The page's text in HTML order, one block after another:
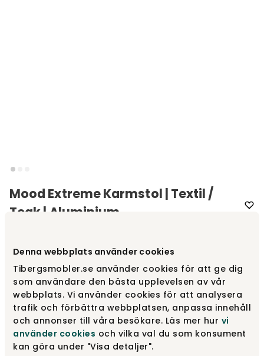
Denna webbplats använder cookies
Tibergsmobler.se använder cookies för att ge dig
som användare den bästa upplevelsen av vår
webbplats. Vi använder cookies för att analysera
trafik och förbättra webbplatsen, anpassa innehåll
och annonser till våra besökare. Läs mer hur vi
använder cookies och vilka val du som konsument
kan göra under "Visa detaljer".
Mood Extreme Karmstol | Textil /
Teak | Aluminium
Välj modellMood Extreme | Textil
Mood Extreme | Textil 2 195 kr
Mood Air